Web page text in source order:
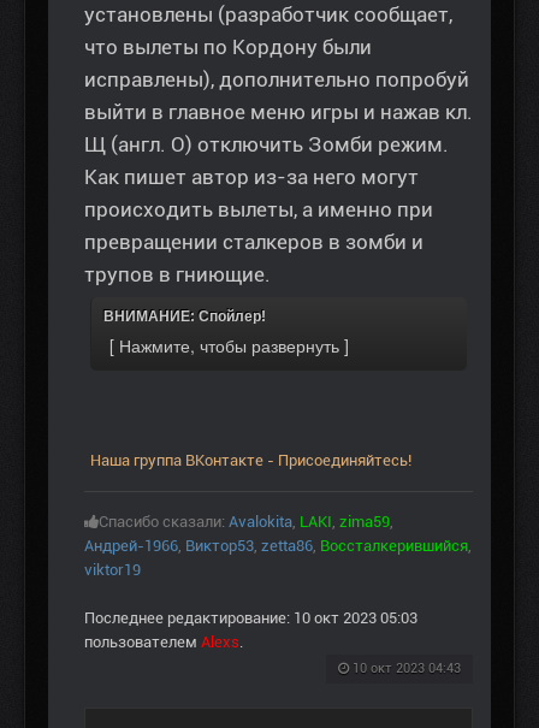
установлены (разработчик сообщает,
что вылеты по Кордону были
исправлены), дополнительно попробуй
выйти в главное меню игры и нажав кл.
Щ (англ. O) отключить Зомби режим.
Как пишет автор из-за него могут
происходить вылеты, а именно при
превращении сталкеров в зомби и
трупов в гниющие.
ВНИМАНИЕ: Спойлер!
Наша группа ВКонтакте - Присоединяйтесь!
Спасибо сказали: Avalokita LAKI zima59
Андрей-1966 Виктор53 zetta86 Воссталкерившийся
viktor19
Последнее редактирование: 10 окт 2023 05:03
пользователем Alexs
10 окт 2023 04:43